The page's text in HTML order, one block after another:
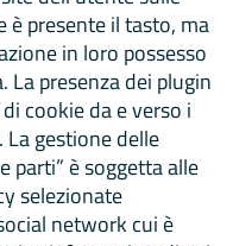
è presente il tasto, ma
in loro possesso
La presenza dei plugin
cookie da e verso i
gestione delle
parti” è soggetta alle
selezionate
network cui è